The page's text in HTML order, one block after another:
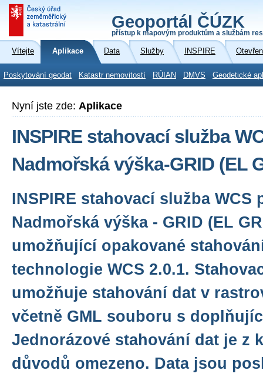
Geoportál ČÚZK
přístup k mapovým produktům a službám
Vítejte Aplikace Data Služby INSPIRE
Poskytování geodat Katastr nemovitostí RÚIAN DMVS Geodetické
Nyní jste zde: Aplikace
INSPIRE stahovací služba
Nadmořská výška-GRID (EL
INSPIRE stahovací služba WCS
Nadmořská výška - GRID (EL
umožňující opakované
technologie WCS 2.0.1.
umožňuje stahování dat v
včetně GML souboru s
Jednorázové stahování dat je z
důvodů omezeno. Data jsou